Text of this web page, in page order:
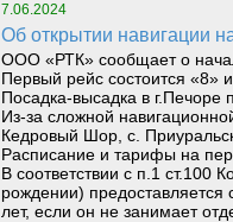
7.06.2024
Об открытии навигации
ООО «РТК» сообщает о
Первый рейс состоится «8»
Посадка-высадка в г.Печоре
Из-за сложной
Кедровый Шор, с.
Расписание и тарифы на
В соответствии с п.1 ст.100
рождении) предоставляется
лет, если он не занимает